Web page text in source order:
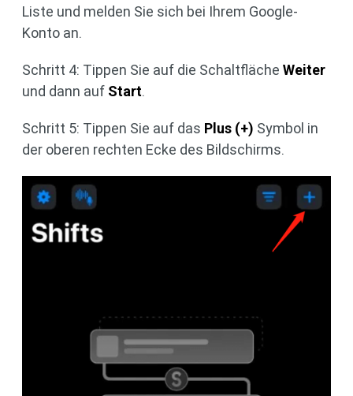
Liste und melden Sie sich bei Ihrem Google-
Konto an.
Schritt 4: Tippen Sie auf die Schaltfläche Weiter
und dann auf Start.
Schritt 5: Tippen Sie auf das Plus (+) Symbol in
der oberen rechten Ecke des Bildschirms.